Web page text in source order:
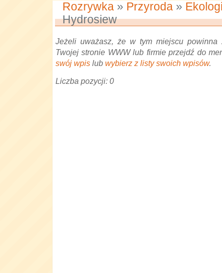
Rozrywka » Przyroda »
Hydrosiew
Jeżeli uważasz, że w tym miejscu powinna
Twojej stronie WWW lub firmie przejdź do
swój wpis lub wybierz z listy swoich wpisów.
Liczba pozycji: 0